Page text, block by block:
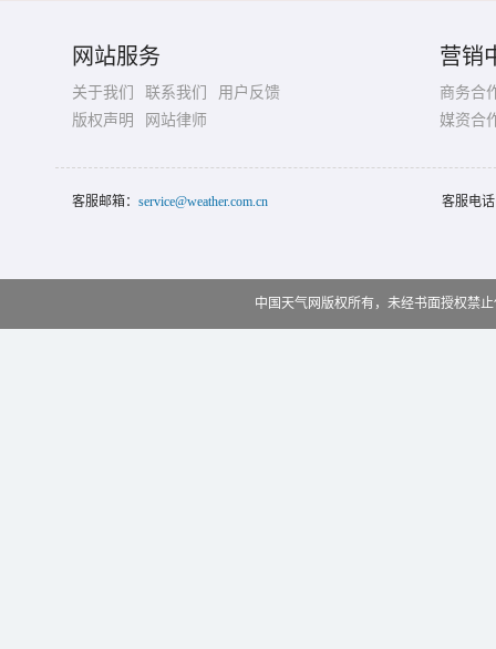
网站服务
关于我们 联系我们
用户反馈
版权声明
网站律师
营销
商务合
媒资合
客服邮箱： service@weather.com.cn 客服电
中国天气网版权所有，未经书面授权